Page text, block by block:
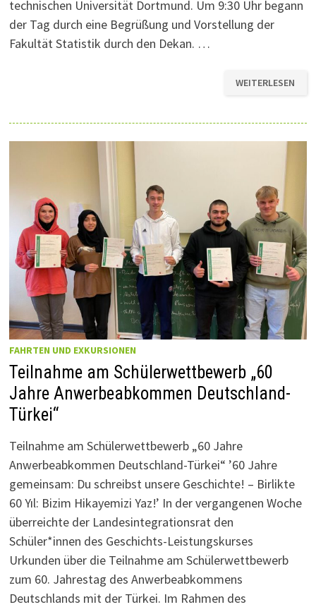
technischen Universität Dortmund. Um 9:30 Uhr begann
der Tag durch eine Begrüßung und Vorstellung der
Fakultät Statistik durch den Dekan. …
UND
SPUR:
BESUCHT
STATISTIK
AN
DER
UNIVERSITÄT
DORTMUND
(DOTS
2023)
WEITERLESEN
FAHRTEN UND EXKURSIONEN
Teilnahme am Schülerwettbewerb „60
Jahre Anwerbeabkommen Deutschland-
Türkei“
Teilnahme am Schülerwettbewerb „60 Jahre
Anwerbeabkommen Deutschland-Türkei“ ’60 Jahre
gemeinsam: Du schreibst unsere Geschichte! – Birlikte
60 Yıl: Bizim Hikayemizi Yaz!’ In der vergangenen Woche
überreichte der Landesintegrationsrat den
Schüler*innen des Geschichts-Leistungskurses
Urkunden über die Teilnahme am Schülerwettbewerb
zum 60. Jahrestag des Anwerbeabkommens
Deutschlands mit der Türkei. Im Rahmen des